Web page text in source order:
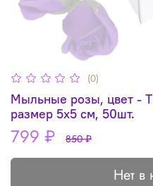
(0)
Мыльные розы, цвет
размер 5х5 см, 50шт.
799 ₽ 850 ₽
Нет в